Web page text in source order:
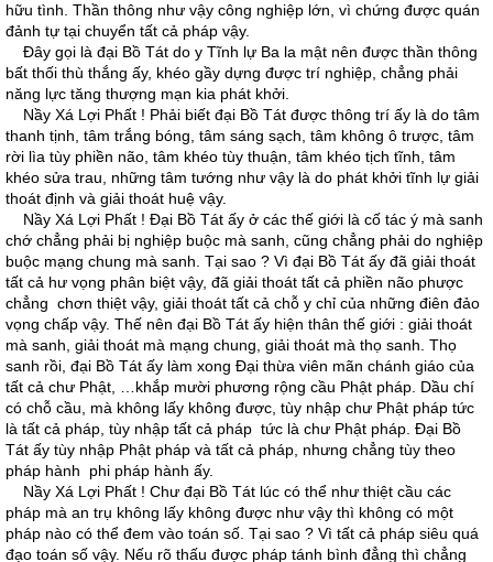
hữu tình. Thần thông như vậy công nghiệp lớn, vì chứng được quán
đảnh tự tại chuyển tất cả pháp vậy.
Ðây gọi là đại Bồ Tát do y Tĩnh lự Ba la mật nên được thần thông
bất thối thù thắng ấy, khéo gầy dựng được trí nghiệp, chẳng phải
năng lực tăng thượng mạn kia phát khởi.
Nầy Xá Lợi Phất ! Phải biết đại Bồ Tát được thông trí ấy là do tâm
thanh tịnh, tâm trắng bóng, tâm sáng sạch, tâm không ô trược, tâm
rời lìa tùy phiền não, tâm khéo tùy thuận, tâm khéo tịch tĩnh, tâm
khéo sửa trau, những tâm tướng như vậy là do phát khởi tĩnh lự giải
thoát định và giải thoát huệ vậy.
Nầy Xá Lợi Phất ! Ðại Bồ Tát ấy ở các thế giới là cố tác ý mà sanh
chớ chẳng phải bị nghiệp buộc mà sanh, cũng chẳng phải do nghiệp
buộc mạng chung mà sanh. Tại sao ? Vì đại Bồ Tát ấy đã giải thoát
tất cả hư vọng phân biệt vậy, đã giải thoát tất cả phiền não phược
chẳng chơn thiệt vậy, giải thoát tất cả chỗ y chỉ của những điên đảo
vọng chấp vậy. Thế nên đại Bồ Tát ấy hiện thân thế giới : giải thoát
mà sanh, giải thoát mà mạng chung, giải thoát mà thọ sanh. Thọ
sanh rồi, đại Bồ Tát ấy làm xong Ðại thừa viên mãn chánh giáo của
tất cả chư Phật, …khắp mười phương rộng cầu Phật pháp. Dầu chí
có chỗ cầu, mà không lấy không được, tùy nhập chư Phật pháp tức
là tất cả pháp, tùy nhập tất cả pháp tức là chư Phật pháp. Ðại Bồ
Tát ấy tùy nhập Phật pháp và tất cả pháp, nhưng chẳng tùy theo
pháp hành phi pháp hành ấy.
Nầy Xá Lợi Phất ! Chư đại Bồ Tát lúc có thể như thiệt cầu các
pháp mà an trụ không lấy không được như vậy thì không có một
pháp nào có thể đem vào toán số. Tại sao ? Vì tất cả pháp siêu quá
đạo toán số vậy. Nếu rõ thấu được pháp tánh bình đẳng thì chẳng